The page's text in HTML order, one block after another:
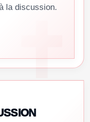
la discussion.